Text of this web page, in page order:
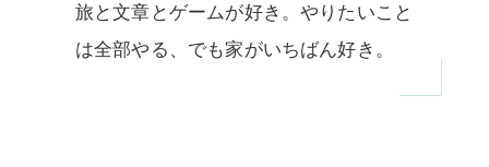
旅と文章とゲームが好き。やりたいこと
は全部やる、でも家がいちばん好き。